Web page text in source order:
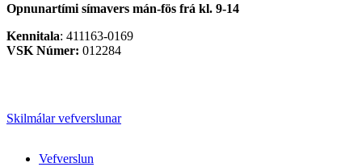
Opnunartími símavers mán-fös frá kl. 9-14
Kennitala: 411163-0169
VSK Númer: 012284
Skilmálar vefverslunar
Close
Vefverslun